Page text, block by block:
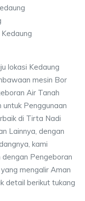
lokasi Kedaung
mesin Bor
Air Tanah
Penggunaan
di Tirta Nadi
Lainnya, dengan
kami
Pengeboran
mengalir Aman
detail berikut tukang